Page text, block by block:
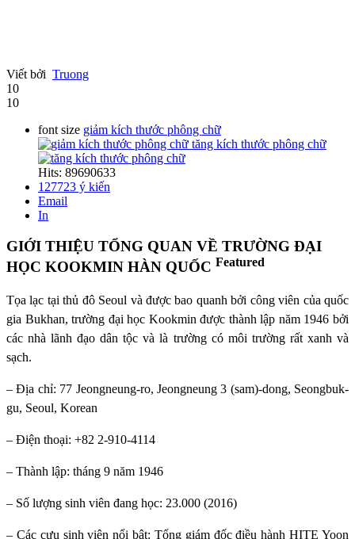
Viết bởi Truong
10
10
font size giảm kích thước phông chữ
tăng kích thước phông chữ
Hits: 89690633
127723 ý kiến
Email
In
GIỚI THIỆU TỔNG QUAN VỀ TRƯỜNG ĐẠI
HỌC KOOKMIN HÀN QUỐC Featured
Tọa lạc tại thủ đô Seoul và được bao quanh bởi công viên của quốc
gia Bukhan, trường đại học Kookmin được thành lập năm 1946 bởi
các nhà lãnh đạo dân tộc và là trường có môi trường rất xanh và
sạch.
– Địa chỉ: 77 Jeongneung-ro, Jeongneung 3 (sam)-dong, Seongbuk-
gu, Seoul, Korean
– Điện thoại: +82 2-910-4114
– Thành lập: tháng 9 năm 1946
– Số lượng sinh viên đang học: 23.000 (2016)
– Các cựu sinh viên nổi bật: Tổng giám đốc điều hành HITE Yoon